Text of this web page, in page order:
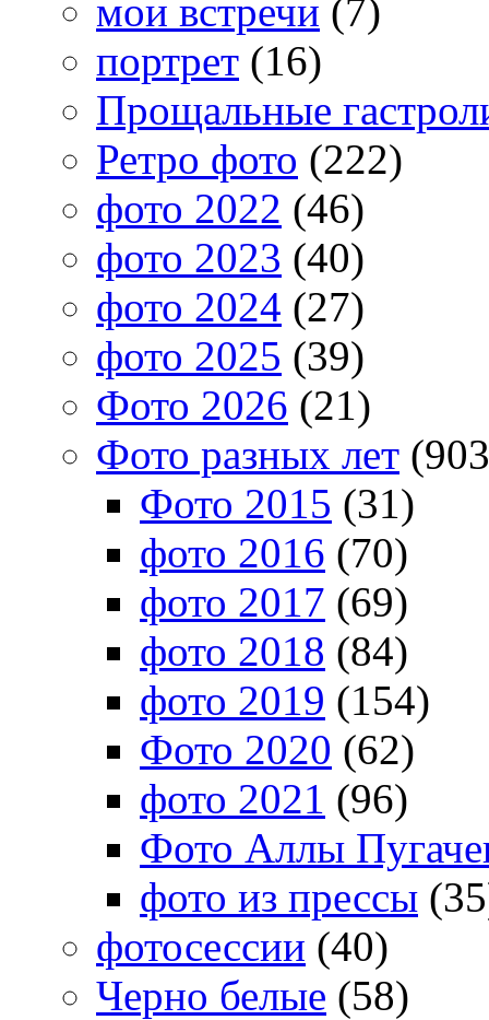
мои встречи (7)
портрет (16)
Прощальные
Ретро фото (222)
фото 2022 (46)
фото 2023 (40)
фото 2024 (27)
фото 2025 (39)
Фото 2026 (21)
Фото разных лет
Фото 2015 (31)
фото 2016 (70)
фото 2017 (69)
фото 2018 (84)
фото 2019 (154)
Фото 2020 (62)
фото 2021 (96)
Фото Аллы
фото из прессы
фотосессии (40)
Черно белые (58)